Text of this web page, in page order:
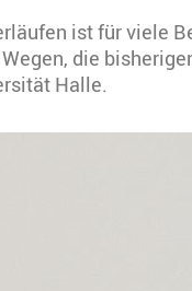
ist für viele
die
Halle.